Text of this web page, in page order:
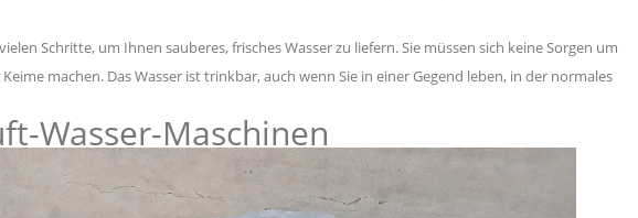
Schritte, um Ihnen sauberes, frisches Wasser zu liefern. Sie müssen sich keine Sorgen um
machen. Das Wasser ist trinkbar, auch wenn Sie in einer Gegend leben, in der normales
Wasser-Maschinen